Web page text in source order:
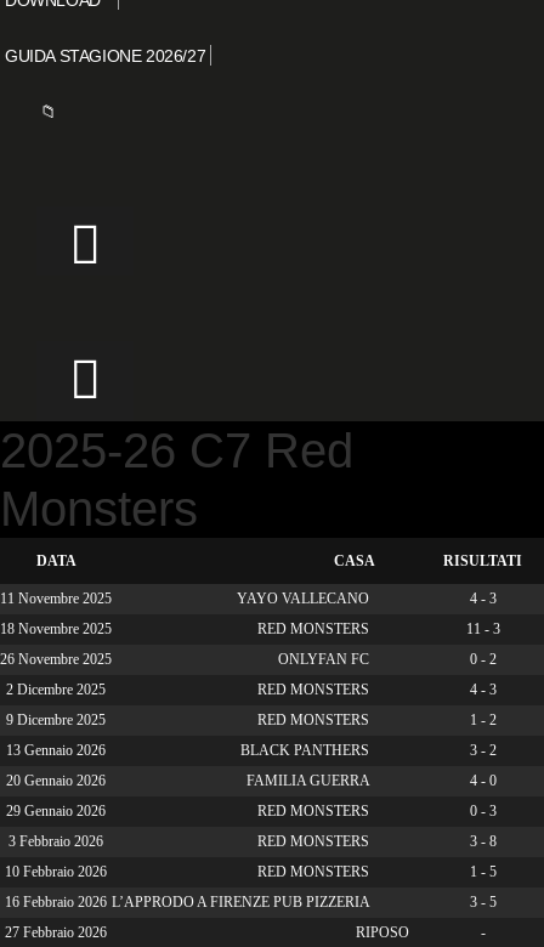
GUIDA STAGIONE 2026/27
📁
2025-26 C7 Red
Monsters
DATA CASA RISULTATI
11 Novembre 2025 YAYO VALLECANO
4 - 3
18 Novembre 2025
RED MONSTERS
11 - 3
26 Novembre 2025
ONLYFAN FC
0 - 2
2 Dicembre 2025
RED MONSTERS
4 - 3
9 Dicembre 2025
RED MONSTERS
1 - 2
13 Gennaio 2026
BLACK PANTHERS
3 - 2
20 Gennaio 2026
FAMILIA GUERRA
4 - 0
29 Gennaio 2026
RED MONSTERS
0 - 3
3 Febbraio 2026
RED MONSTERS
3 - 8
10 Febbraio 2026
RED MONSTERS
1 - 5
16 Febbraio 2026 L’APPRODO A FIRENZE PUB PIZZERIA
3 - 5
27 Febbraio 2026
RIPOSO
-